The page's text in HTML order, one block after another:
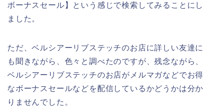
ボーナスセール】という感じで検索してみることにし
ました。
ただ、ベルシアーリブステッチのお店に詳しい友達に
も聞きながら、色々と調べたのですが、残念ながら、
ベルシアーリブステッチのお店がメルマガなどでお得
なボーナスセールなどを配信しているかどうかは分か
りませんでした。